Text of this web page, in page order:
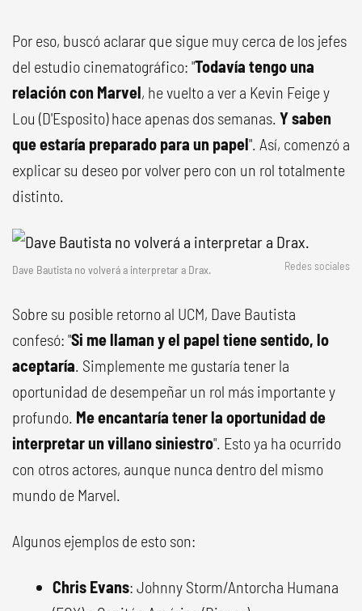
Por eso, buscó aclarar que sigue muy cerca de los jefes
del estudio cinematográfico: "Todavía tengo una
relación con Marvel, he vuelto a ver a Kevin Feige y
Lou (D'Esposito) hace apenas dos semanas. Y saben
que estaría preparado para un papel". Así, comenzó a
explicar su deseo por volver pero con un rol totalmente
distinto.
Dave Bautista no volverá a interpretar a Drax. Redes sociales
Sobre su posible retorno al UCM, Dave Bautista
confesó: "Si me llaman y el papel tiene sentido, lo
aceptaría. Simplemente me gustaría tener la
oportunidad de desempeñar un rol más importante y
profundo. Me encantaría tener la oportunidad de
interpretar un villano siniestro". Esto ya ha ocurrido
con otros actores, aunque nunca dentro del mismo
mundo de Marvel.
Algunos ejemplos de esto son:
Chris Evans: Johnny Storm/Antorcha Humana